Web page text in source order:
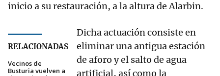
inicio a su restauración, a la altura de Alarbin.
RELACIONADAS
Vecinos de
Busturia vuelven a
Dicha actuación consiste en
eliminar una antigua estación
de aforo y el salto de agua
artificial, así como la